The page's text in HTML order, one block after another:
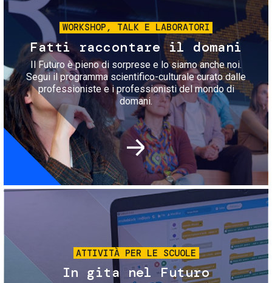
WORKSHOP, TALK E LABORATORI
Fatti raccontare il domani
Il Futuro è pieno di sorprese e lo siamo anche noi.
Segui il programma scientifico-culturale curato dalle
professioniste e i professionisti del mondo di
domani.
Immagine
ATTIVITÀ PER LE SCUOLE
In gita nel Futuro